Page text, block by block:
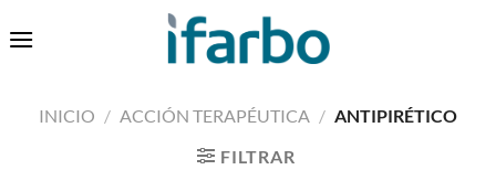
al
INICIO / ACCIÓN TERAPÉUTICA / ANTIPIRÉTICO
FILTRAR